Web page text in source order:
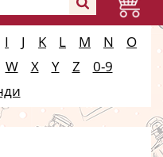
I J K L M N
O
W X Y Z
0-9